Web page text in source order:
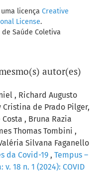
licença Creative
License.
de Saúde Coletiva
autor(es)
, Richard Augusto
de Prado Pilger,
, Bruna Razia
Thomas Tombini ,
Silvana Faganello
da Covid-19 , Tempus –
18 n. 1 (2024): COVID